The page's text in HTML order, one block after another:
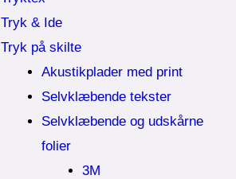
Tryk & Ide
Tryk på skilte
Akustikplader med print
Selvklæbende tekster
Selvklæbende og udskårne
folier
3M